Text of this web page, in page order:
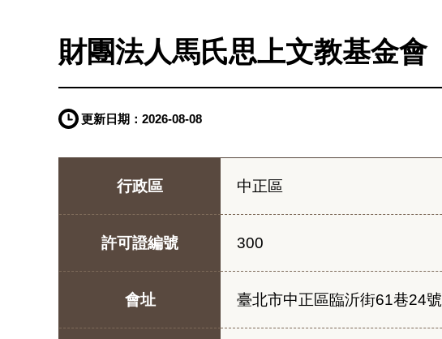
財團法人馬氏思上文教基金會
更新日期： 2026-08-08
行政區 中正區
許可證編號 300
會址 臺北市中正區臨沂街61巷24號